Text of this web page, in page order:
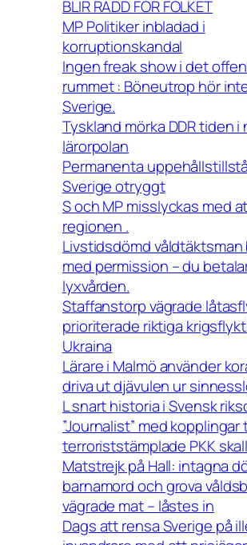
BLIR RÄDD FÖR FOLKET
MP Politiker inbladad i
korruptionskandal
Ingen freak show i det
rummet : Böneutrop hör
Sverige.
Tyskland mörka DDR tiden i
lärorpolan
Permanenta
Sverige otryggt
S och MP misslyckas med
regionen .
Livstidsdömd
med permission – du
lyxvården.
Staffanstorp vägrade
prioriterade riktiga
Ukraina
Lärare i Malmö använder
driva ut djävulen ur
L snart historia i Svensk
”Journalist” med kopplingar
terroriststämplade PKK
Matstrejk på Hall: intagna
barnamord och grova
vägrade mat – låstes in
Dags att rensa Sverige på